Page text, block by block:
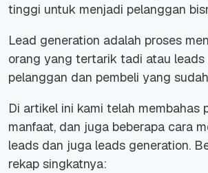
tinggi untuk menjadi pelanggan
Lead generation adalah proses
orang yang tertarik tadi atau leads
pelanggan dan pembeli yang
Di artikel ini kami telah membahas
manfaat, dan juga beberapa cara
leads dan juga leads generation.
rekap singkatnya: